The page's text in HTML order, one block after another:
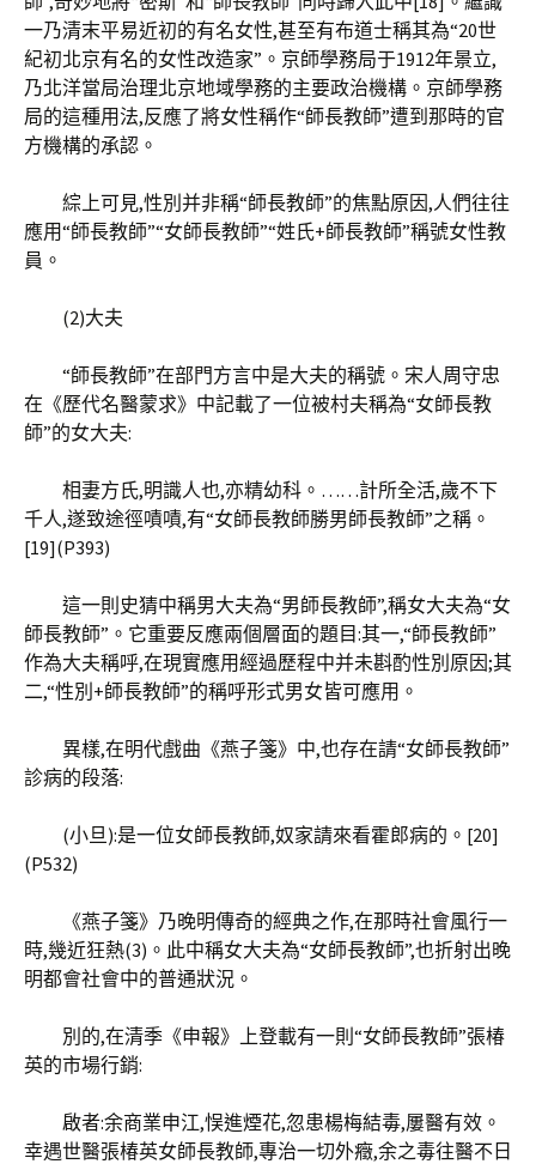
一乃清末平易近初的有名女性,甚至有布道士稱其為“20世
紀初北京有名的女性改造家”。京師學務局于1912年景立,
乃北洋當局治理北京地域學務的主要政治機構。京師學務
局的這種用法,反應了將女性稱作“師長教師”遭到那時的官
方機構的承認。
綜上可見,性別并非稱“師長教師”的焦點原因,人們往往
應用“師長教師”“女師長教師”“姓氏+師長教師”稱號女性教
員。
(2)大夫
“師長教師”在部門方言中是大夫的稱號。宋人周守忠
在《歷代名醫蒙求》中記載了一位被村夫稱為“女師長教
師”的女大夫:
相妻方氏,明識人也,亦精幼科。……計所全活,歲不下
千人,遂致途徑嘖嘖,有“女師長教師勝男師長教師”之稱。
[19](P393)
這一則史猜中稱男大夫為“男師長教師”,稱女大夫為“女
師長教師”。它重要反應兩個層面的題目:其一,“師長教師”
作為大夫稱呼,在現實應用經過歷程中并未斟酌性別原因;其
二,“性別+師長教師”的稱呼形式男女皆可應用。
異樣,在明代戲曲《燕子箋》中,也存在請“女師長教師”
診病的段落:
(小旦):是一位女師長教師,奴家請來看霍郎病的。[20]
(P532)
《燕子箋》乃晚明傳奇的經典之作,在那時社會風行一
時,幾近狂熱(3)。此中稱女大夫為“女師長教師”,也折射出晚
明都會社會中的普通狀況。
別的,在清季《申報》上登載有一則“女師長教師”張椿
英的市場行銷:
啟者:余商業申江,悮進煙花,忽患楊梅結毒,屢醫有效。
幸遇世醫張椿英女師長教師,專治一切外癥,余之毒往醫不日